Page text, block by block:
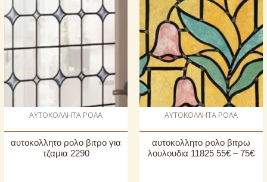
AΥΤΟΚΟΛΛΗΤΑ ΡΟΛΑ
αυτοκoλλητο ρολo βιτρο για
τζαμια 2290
AΥΤΟΚΟΛΛΗΤΑ ΡΟΛΑ
αυτοκoλλητο ρολo βιτρω
λουλουδια 11825 55€ – 75€